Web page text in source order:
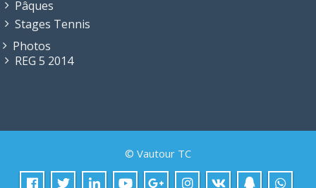
Pâques
Stages Tennis
Photos
REG 5 2014
© Vautour TC